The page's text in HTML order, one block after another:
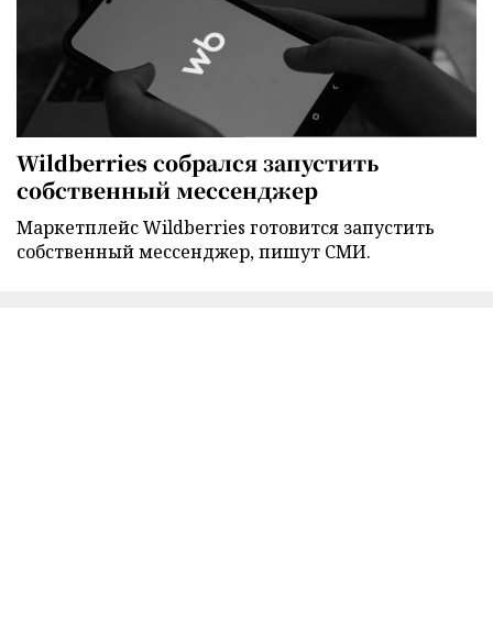
Wildberries собрался запустить
собственный мессенджер
Маркетплейс Wildberries готовится запустить
собственный мессенджер, пишут СМИ.